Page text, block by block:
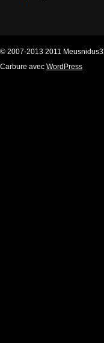
© 2007-2013 2011
Carbure avec WordPress